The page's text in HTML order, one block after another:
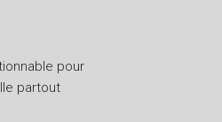
pour
partout